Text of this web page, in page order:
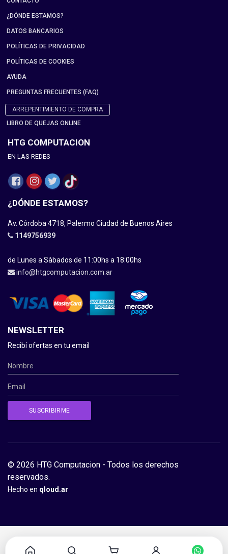
¿DÓNDE ESTAMOS?
DATOS BANCARIOS
POLÍTICAS DE PRIVACIDAD
POLÍTICAS DE COOKIES
AYUDA
PREGUNTAS FRECUENTES (FAQ)
ARREPENTIMIENTO DE COMPRA
LIBRO DE QUEJAS ONLINE
HTG COMPUTACION
EN LAS REDES
¿DÓNDE ESTAMOS?
Av. Córdoba 4718, Palermo Ciudad de Buenos Aires
1149756939
de Lunes a Sàbados de 11:00hs a 18:00hs
info@htgcomputacion.com.ar
NEWSLETTER
Recibí ofertas en tu email
© 2026 HTG Computacion - Todos los derechos
reservados.
Hecho en qloud.ar